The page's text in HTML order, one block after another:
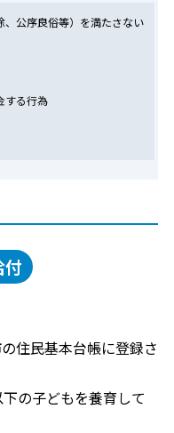
、公序良俗等）を満たさない
する行為
住民基本台帳に登録さ
の子どもを養育して